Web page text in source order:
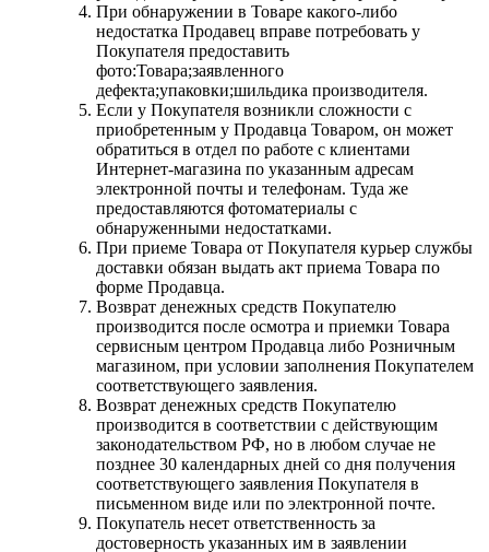
При обнаружении в Товаре какого-либо
недостатка Продавец вправе потребовать у
Покупателя предоставить
фото:Товара;заявленного
дефекта;упаковки;шильдика производителя.
Если у Покупателя возникли сложности с
приобретенным у Продавца Товаром, он может
обратиться в отдел по работе с клиентами
Интернет-магазина по указанным адресам
электронной почты и телефонам. Туда же
предоставляются фотоматериалы с
обнаруженными недостатками.
При приеме Товара от Покупателя курьер службы
доставки обязан выдать акт приема Товара по
форме Продавца.
Возврат денежных средств Покупателю
производится после осмотра и приемки Товара
сервисным центром Продавца либо Розничным
магазином, при условии заполнения Покупателем
соответствующего заявления.
Возврат денежных средств Покупателю
производится в соответствии с действующим
законодательством РФ, но в любом случае не
позднее 30 календарных дней со дня получения
соответствующего заявления Покупателя в
письменном виде или по электронной почте.
Покупатель несет ответственность за
достоверность указанных им в заявлении